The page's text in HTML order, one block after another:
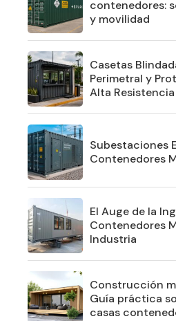
contenedores:
y movilidad
Casetas
Perimetral y
Alta Resistencia
Subestaciones
Contenedores
El Auge de la
Contenedores
Industria
Construcción
Guía práctica
casas